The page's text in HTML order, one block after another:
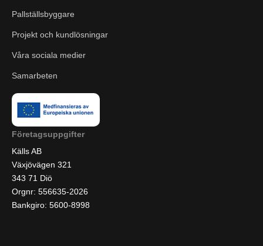
Pallställsbyggare
Projekt och kundlösningar
Våra sociala medier
Samarbeten
Företagsuppgifter
Källs AB
Växjövägen 321
343 71 Diö
Orgnr: 556635-2026
Bankgiro: 5600-8998